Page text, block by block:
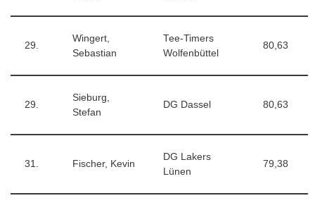
29.
Wingert,
Sebastian
Tee-Timers
Wolfenbüttel
80,63
29.
Sieburg,
Stefan
DG Dassel 80,63
31. Fischer, Kevin
DG Lakers
Lünen
79,38